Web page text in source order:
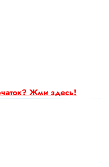
Жми здесь!